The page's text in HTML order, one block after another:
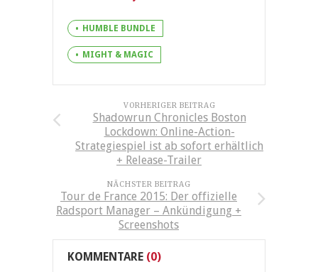
HUMBLE BUNDLE
MIGHT & MAGIC
VORHERIGER BEITRAG
Shadowrun Chronicles Boston
Lockdown: Online-Action-
Strategiespiel ist ab sofort erhältlich
+ Release-Trailer
NÄCHSTER BEITRAG
Tour de France 2015: Der offizielle
Radsport Manager – Ankündigung +
Screenshots
KOMMENTARE (0)